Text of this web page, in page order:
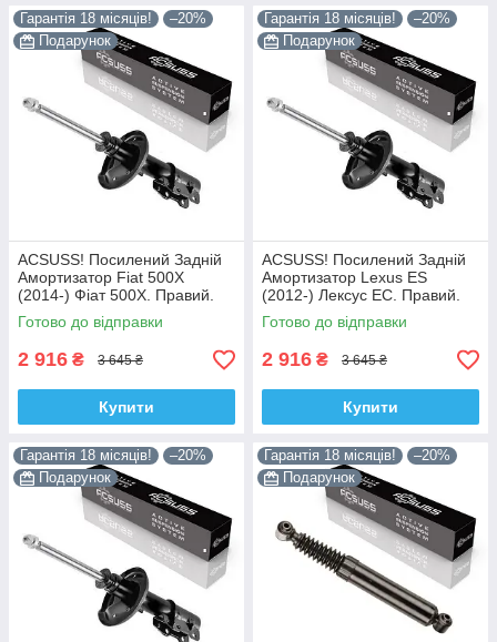
Гарантія 18 місяців!
–20%
Подарунок
ACSUSS! Посилений Задній
Амортизатор Fiat 500X
(2014-) Фіат 500Х. Правий.
3348078 , 22-260970 Корея!
Готово до відправки
2 916 ₴ 3 645 ₴
Купити
Гарантія 18 місяців!
–20%
Подарунок
ACSUSS! Посилений Задній
Амортизатор Lexus ES
(2012-) Лексус ЕС. Правий.
335092 , 4853080764 Корея!
Готово до відправки
2 916 ₴ 3 645 ₴
Купити
Гарантія 18 місяців!
–20%
Подарунок
Гарантія 18 місяців!
–20%
Подарунок